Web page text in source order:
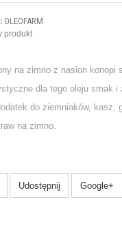
OLEOFARM
produkt
na zimno z nasion konopi
dla tego oleju smak
do ziemniaków, kasz,
na zimno.
Udostępnij Google+